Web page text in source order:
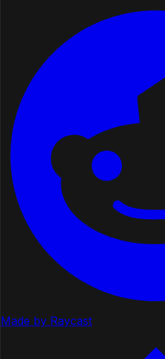
Made by Raycast